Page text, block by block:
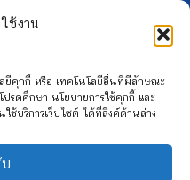
ช้งาน
ลยีคุกกี้ หรือ เทคโนโลยีอื่นที่มีลักษณะ
ปรดศึกษา นโยบายการใช้คุกกี้ และ
ช้บริการเว็บไซต์ ได้ที่ลิงค์ด้านล่าง